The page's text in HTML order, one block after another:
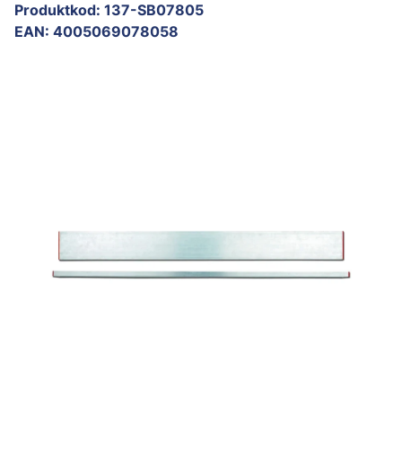
Produktkod: 137-SB07805
EAN: 4005069078058